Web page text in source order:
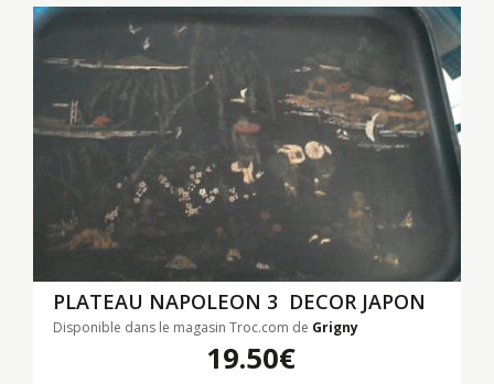
PLATEAU NAPOLEON 3 DECOR JAPON
Disponible dans le magasin Troc.com de Grigny
19.50€